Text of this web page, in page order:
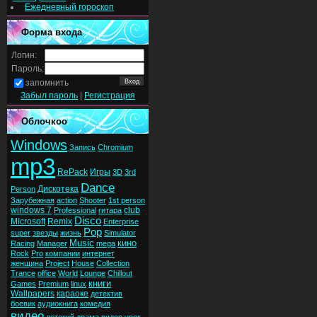
Ежедневный гороскоп
Форма входа
Логин:
Пароль:
запомнить
Забыл пароль
Регистрация
Облочкоо
Windows Запись Chromium
mp3 RePack Игры 3D 3rd
Person Дискотека Dance
Зарубежная action Shooter 1st person
windows 7 Professional гитара club
Microsoft Remix Disco Enterprise
super звезды жизнь Pop Simulator
Racing Manager Music mega кино
Rock Pro компании интернет
женщина Project House Collection
Trance office World Lounge Chillout
Games Premium linux книги
Wallpapers караоке детектив
боевик аудиокнига комедия